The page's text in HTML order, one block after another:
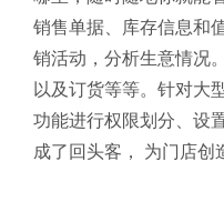
销售单据、库存信息和
销活动， 分析生意情况。
以及订货等等。针对大
功能进行权限划分、设
成了回头客， 为门店创